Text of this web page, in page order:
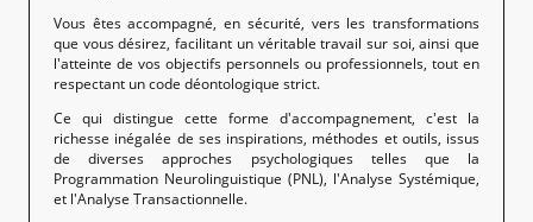
Vous êtes accompagné, en sécurité, vers les transformations
que vous désirez, facilitant un véritable travail sur soi, ainsi que
l'atteinte de vos objectifs personnels ou professionnels, tout en
respectant un code déontologique strict.
Ce qui distingue cette forme d'accompagnement, c'est la
richesse inégalée de ses inspirations, méthodes et outils, issus
de diverses approches psychologiques telles que la
Programmation Neurolinguistique (PNL), l'Analyse Systémique,
et l'Analyse Transactionnelle.